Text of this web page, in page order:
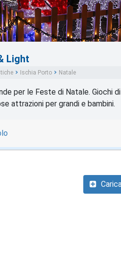
Light
Ischia Porto Natale
per le Feste di Natale. Giochi di
attrazioni per grandi e bambini.